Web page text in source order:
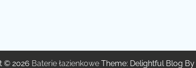
© 2026 Baterie łazienkowe Theme: Delightful Blog By